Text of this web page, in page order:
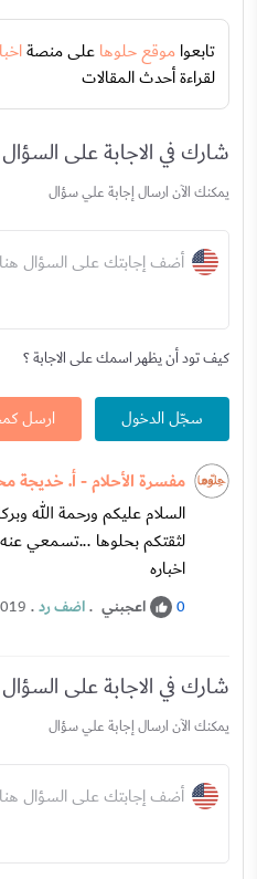
تابعواموقع حلوهاعلى منصة
لقراءة أحدث المقالات
شارك في الاجابة على السؤال
يمكنك الآن ارسال إجابة علي سؤال
أضف إجابتك على السؤال هنا
كيف تود أن يظهر اسمك على الاجابة ؟
سجّل الدخول ارسل
مفسرة الأحلام - أ. خديجة
السلام عليكم ورحمة الله
لثقتكم بحلوها ...تسمعي
اخباره
0 اعجبني .اضف رد.
شارك في الاجابة على السؤال
يمكنك الآن ارسال إجابة علي سؤال
أضف إجابتك على السؤال هنا